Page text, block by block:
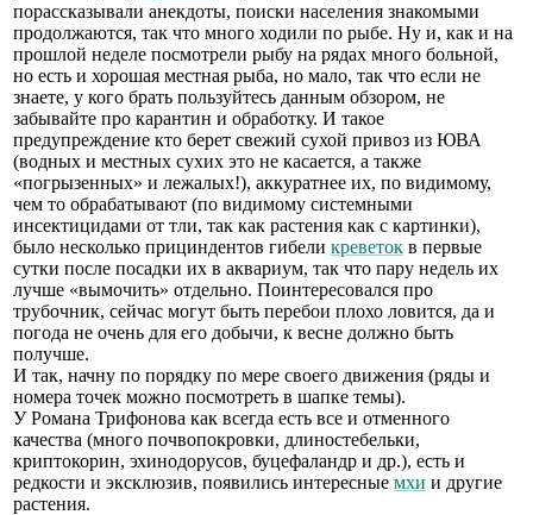
порассказывали анекдоты, поиски населения знакомыми
продолжаются, так что много ходили по рыбе. Ну и, как и на
прошлой неделе посмотрели рыбу на рядах много больной,
но есть и хорошая местная рыба, но мало, так что если не
знаете, у кого брать пользуйтесь данным обзором, не
забывайте про карантин и обработку. И такое
предупреждение кто берет свежий сухой привоз из ЮВА
(водных и местных сухих это не касается, а также
«погрызенных» и лежалых!), аккуратнее их, по видимому,
чем то обрабатывают (по видимому системными
инсектицидами от тли, так как растения как с картинки),
было несколько прициндентов гибели креветок в первые
сутки после посадки их в аквариум, так что пару недель их
лучше «вымочить» отдельно. Поинтересовался про
трубочник, сейчас могут быть перебои плохо ловится, да и
погода не очень для его добычи, к весне должно быть
получше.
И так, начну по порядку по мере своего движения (ряды и
номера точек можно посмотреть в шапке темы).
У Романа Трифонова как всегда есть все и отменного
качества (много почвопокровки, длиностебельки,
криптокорин, эхинодорусов, буцефаландр и др.), есть и
редкости и эксклюзив, появились интересные мхи и другие
растения.